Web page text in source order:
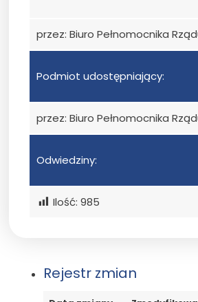
przez: Biuro Pełnomocnika
Podmiot udostępniający:
przez: Biuro Pełnomocnika
Odwiedziny:
Ilość: 985
Rejestr zmian